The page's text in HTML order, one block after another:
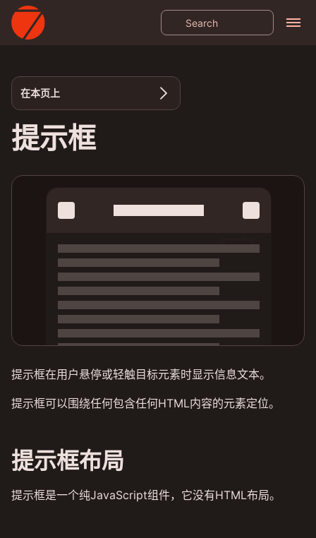
提示框
提示框在用户悬停或轻触目标元素时显示信息文本。
提示框可以围绕任何包含任何HTML内容的元素定位。
提示框布局
提示框是一个纯JavaScript组件，它没有HTML布局。
在本页上